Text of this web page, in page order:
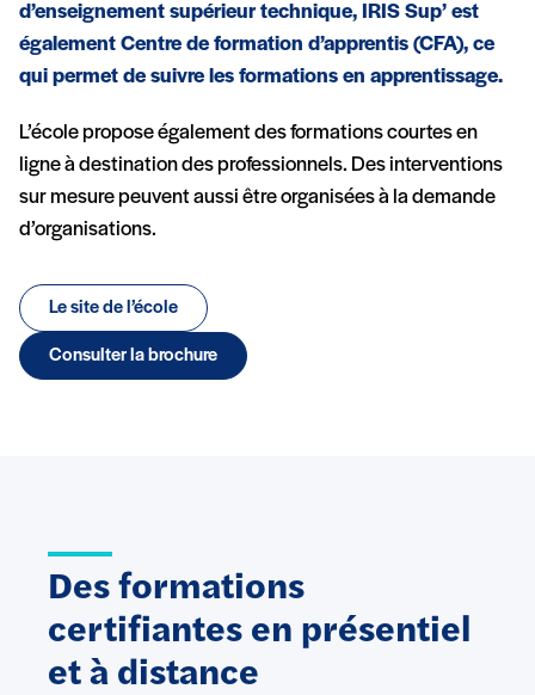
d’enseignement supérieur technique, IRIS Sup’ est
également Centre de formation d’apprentis (CFA), ce
qui permet de suivre les formations en apprentissage.
L’école propose également des formations courtes en
ligne à destination des professionnels. Des interventions
sur mesure peuvent aussi être organisées à la demande
d’organisations.
Le site de l’école
Consulter la brochure
Des formations
certifiantes en présentiel
et à distance